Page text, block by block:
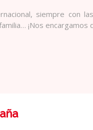
siempre con
¡Nos encargamos